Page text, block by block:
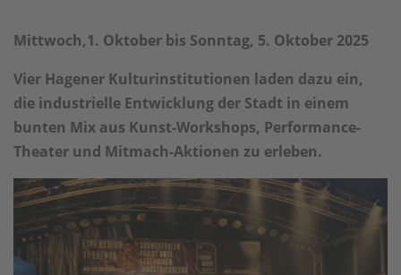
Mittwoch,1. Oktober bis Sonntag, 5. Oktober 2025
Vier Hagener Kulturinstitutionen laden dazu ein,
die industrielle Entwicklung der Stadt in einem
bunten Mix aus Kunst-Workshops, Performance-
Theater und Mitmach-Aktionen zu erleben.